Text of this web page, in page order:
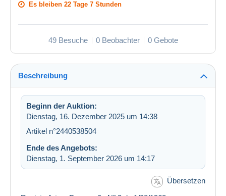
Es bleiben 22 Tage 7 Stunden
49 Besuche 0 Beobachter 0 Gebote
Beschreibung
Beginn der Auktion:
Dienstag, 16. Dezember 2025 um 14:38
Artikel n°2440538504
Ende des Angebots:
Dienstag, 1. September 2026 um 14:17
Übersetzen